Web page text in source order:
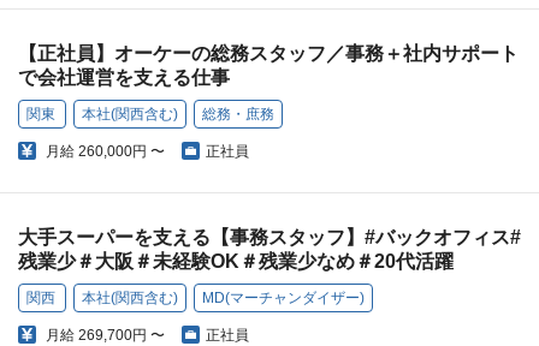
【正社員】オーケーの総務スタッフ／事務＋社内サポート
で会社運営を支える仕事
関東 本社(関西含む) 総務・庶務
月給 260,000円 〜 正社員
大手スーパーを支える【事務スタッフ】#バックオフィス#
残業少＃大阪＃未経験OK＃残業少なめ＃20代活躍
関西 本社(関西含む) MD(マーチャンダイザー)
月給 269,700円 〜 正社員